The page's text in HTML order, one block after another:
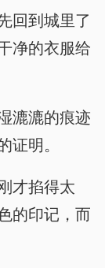
回到城里了
净的衣服给
漉漉的痕迹
证明。
才掐得太
的印记，而